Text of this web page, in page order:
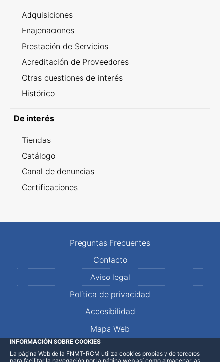
Adquisiciones
Enajenaciones
Prestación de Servicios
Acreditación de Proveedores
Otras cuestiones de interés
Histórico
De interés
Tiendas
Catálogo
Canal de denuncias
Certificaciones
Preguntas Frecuentes
Contacto
Aviso legal
Política de privacidad
Accesibilidad
Mapa Web
LinkedInFacebookWhatsApp
INFORMACIÓN SOBRE COOKIES
La página Web de la FNMT-RCM utiliza cookies propias y de terceros
para facilitar la navegación por la página web así como almacenar las